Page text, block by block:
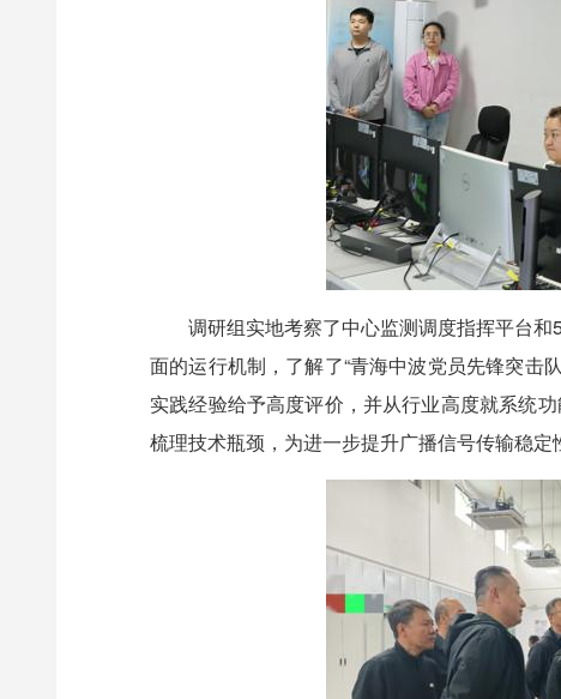
调研组实地考察了中心监测调度指挥平台
面的运行机制，了解了“青海中波党员先锋突击
实践经验给予高度评价，并从行业高度就系统
梳理技术瓶颈，为进一步提升广播信号传输稳